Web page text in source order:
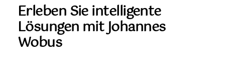
Erleben Sie intelligente
Lösungen mit Johannes
Wobus